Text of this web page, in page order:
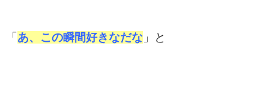
「 あ、この瞬間好きなだな 」と